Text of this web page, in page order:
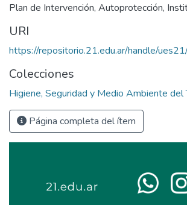
Plan de Intervención, Autoprotección,
URI
https://repositorio.21.edu.ar/handle/
Colecciones
Higiene, Seguridad y Medio Ambiente del
Página completa del ítem